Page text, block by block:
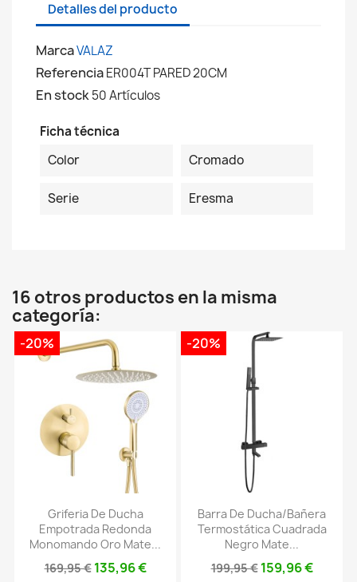
Detalles del producto
MarcaVALAZ
ReferenciaER004T PARED 20CM
En stock50 Artículos
Ficha técnica
Color
Cromado
Serie Eresma
16 otros productos en la misma
categoría:
Griferia De Ducha
Empotrada Redonda
Monomando Oro Mate...
169,95 € 135,96 €
-20%
Barra De Ducha/bañera
Termostática Cuadrada
Negro Mate...
199,95 € 159,96 €
-20%